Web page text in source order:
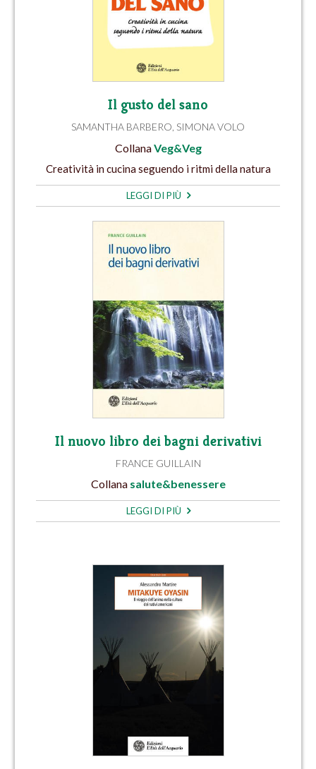
Il gusto del sano
SAMANTHA BARBERO SIMONA VOLO
CollanaVeg&Veg
Creatività in cucina seguendo i ritmi della natura
LEGGI DI PIÙ
Il nuovo libro dei bagni derivativi
FRANCE GUILLAIN
Collana salute&benessere
LEGGI DI PIÙ